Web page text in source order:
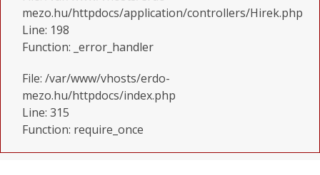
mezo.hu/httpdocs/application/controllers/Hirek.php
Line: 198
Function: _error_handler
File: /var/www/vhosts/erdo-
mezo.hu/httpdocs/index.php
Line: 315
Function: require_once